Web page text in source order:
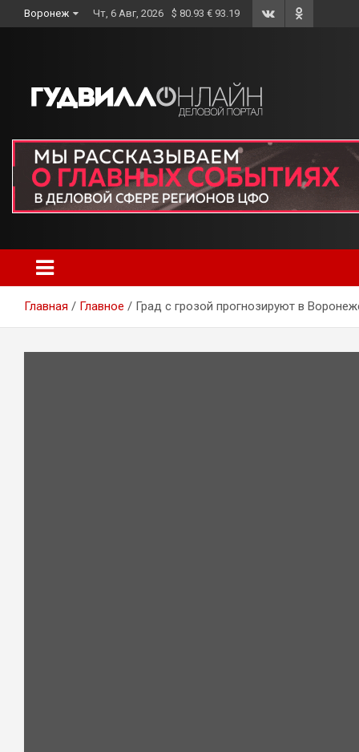
to
Воронеж Чт, 6 Авг, 2026 $ 80.93 € 93.19
Главная Главное Град с грозой прогнозируют в